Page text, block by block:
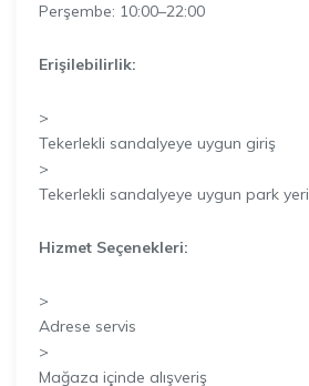
Perşembe: 10:00–22:00
Erişilebilirlik:
>
Tekerlekli sandalyeye uygun giriş
>
Tekerlekli sandalyeye uygun park yeri
Hizmet Seçenekleri:
>
Adrese servis
>
Mağaza içinde alışveriş